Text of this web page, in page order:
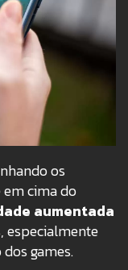
os
cima do
aumentada
especialmente
games.